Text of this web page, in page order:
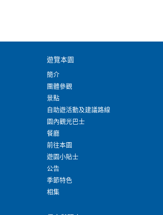
遊覽本園
簡介
團體參觀
景點
自助遊活動及建議路線
園內觀光巴士
餐廳
前往本園
遊園小貼士
公告
季節特色
相集